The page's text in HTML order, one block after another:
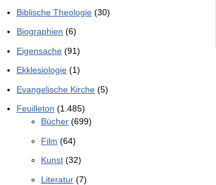
Biblische Theologie (30)
Biographien (6)
Eigensache (91)
Ekklesiologie (1)
Evangelische Kirche (5)
Feuilleton (1.485)
Bücher (699)
Film (64)
Kunst (32)
Literatur (7)